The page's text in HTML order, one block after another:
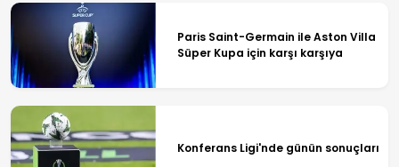
Paris Saint-Germain ile Aston Villa
Süper Kupa için karşı karşıya
Konferans Ligi'nde günün sonuçları